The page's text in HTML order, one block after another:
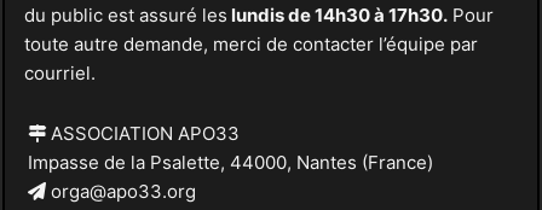
du public est assuré les lundis de 14h30 à 17h30.Pour
toute autre demande, merci de contacter l’équipe par
courriel.
ASSOCIATION APO33
Impasse de la Psalette, 44000, Nantes (France)
orga@apo33.org